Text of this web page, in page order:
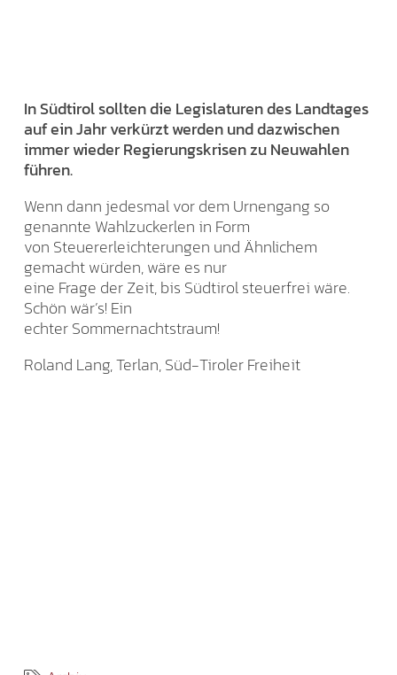
In Südtirol sollten die Legislaturen des Landtages
auf ein Jahr verkürzt werden und dazwischen
immer wieder Regierungskrisen zu Neuwahlen
führen.
Wenn dann jedesmal vor dem Urnengang so
genannte Wahlzuckerlen in Form
von Steuererleichterungen und Ähnlichem
gemacht würden, wäre es nur
eine Frage der Zeit, bis Südtirol steuerfrei wäre.
Schön wär’s! Ein
echter Sommernachtstraum!
Roland Lang, Terlan, Süd-Tiroler Freiheit